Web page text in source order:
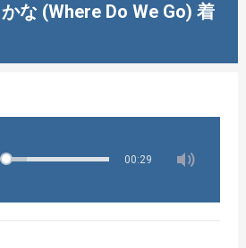
な (Where Do We Go) 着
00:29